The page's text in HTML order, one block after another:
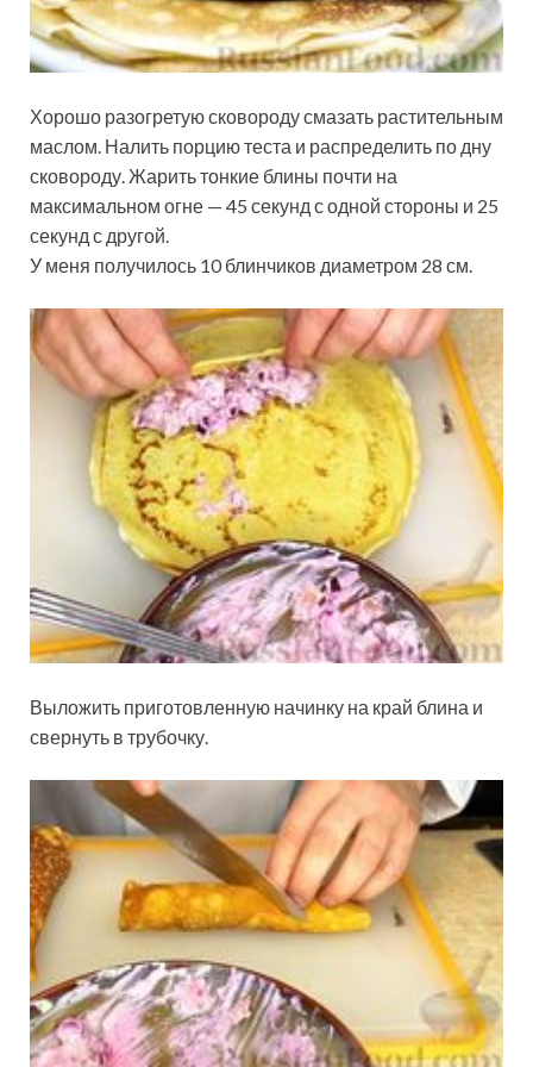
Хорошо разогретую сковороду смазать растительным
маслом. Налить порцию теста и распределить по дну
сковороду. Жарить тонкие блины почти на
максимальном огне — 45 секунд с одной стороны и 25
секунд с другой.
У меня получилось 10 блинчиков диаметром 28 см.
Выложить приготовленную начинку на край блина и
свернуть в трубочку.